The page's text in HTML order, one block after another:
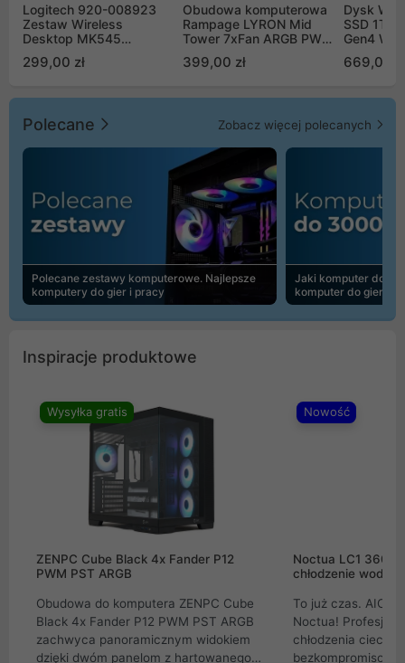
Logitech 920-008923
Zestaw Wireless
Desktop MK545
299,00 zł
Obudowa komputerowa
Rampage LYRON Mid
Tower 7xFan ARGB PWM
399,00 zł
Dysk WD
SSD 1TB
Gen4
669,00
Polecane Zobacz więcej polecanych
Polecane zestawy komputerowe. Najlepsze
komputery do gier i pracy
Jaki komputer do
komputer do gier |
Inspiracje produktowe
Wysyłka gratis
ZENPC Cube Black 4x Fander P12
PWM PST ARGB
Obudowa do komputera ZENPC Cube
Black 4x Fander P12 PWM PST ARGB
zachwyca panoramicznym widokiem
dzięki dwóm panelom z hartowanego
Nowość
Noctua LC1
chłodzenie wodne
To już czas. AIO
Noctua!
chłodzenia cieczą